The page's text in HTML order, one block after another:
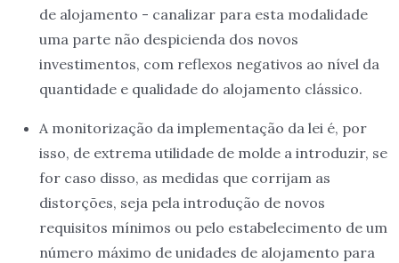
de alojamento - canalizar para esta modalidade
uma parte não despicienda dos novos
investimentos, com reflexos negativos ao nível da
quantidade e qualidade do alojamento clássico.
A monitorização da implementação da lei é, por
isso, de extrema utilidade de molde a introduzir, se
for caso disso, as medidas que corrijam as
distorções, seja pela introdução de novos
requisitos mínimos ou pelo estabelecimento de um
número máximo de unidades de alojamento para